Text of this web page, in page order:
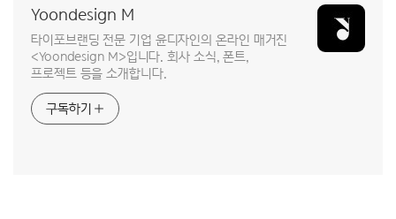
Yoondesign M
타이포브랜딩 전문 기업 윤디자인의 온라인 매거진
<Yoondesign M>입니다. 회사 소식, 폰트,
프로젝트 등을 소개합니다.
구독하기